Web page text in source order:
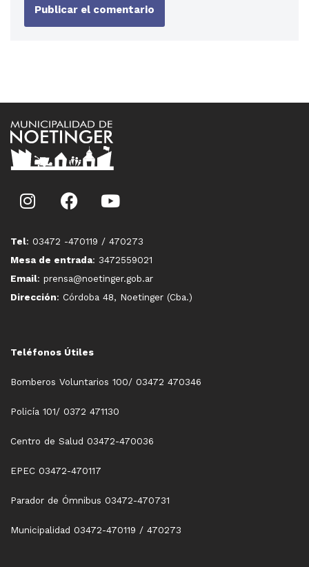
Tel: 03472 -470119 / 470273
Mesa de entrada: 3472559021
Email: prensa@noetinger.gob.ar
Dirección: Córdoba 48, Noetinger (Cba.)
Teléfonos Útiles
Bomberos Voluntarios 100/ 03472 470346
Policía 101/ 0372 471130
Centro de Salud 03472-470036
EPEC 03472-470117
Parador de Ómnibus 03472-470731
Municipalidad 03472-470119 / 470273